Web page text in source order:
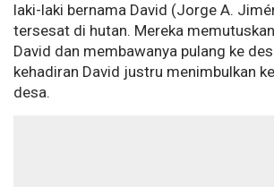
laki-laki bernama David (Jorge A.
tersesat di hutan. Mereka
David dan membawanya pulang ke
kehadiran David justru menimbulkan
desa.